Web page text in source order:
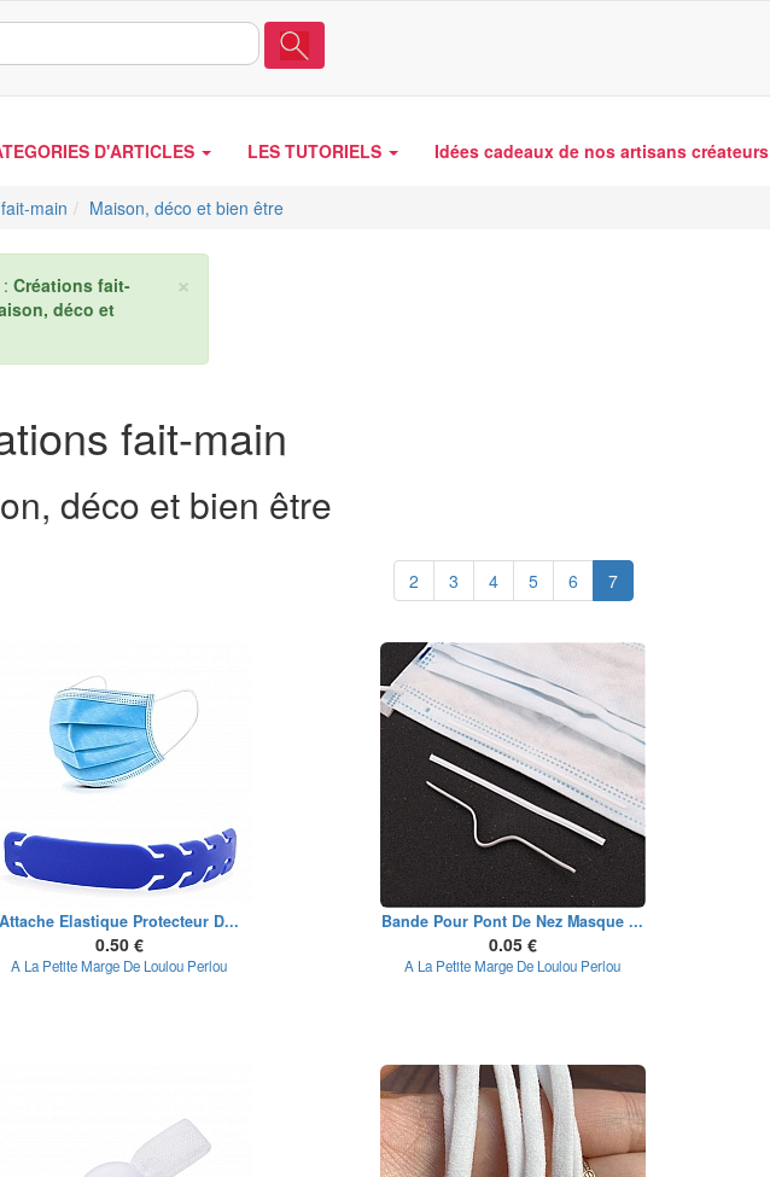
D'ARTICLES LES TUTORIELS Idées cadeaux de nos artisans créateurs
main Maison, déco et bien être
×
Créations fait-
déco et
fait-main
déco et bien être
2 3 4 5 6 7
Attache Elastique Protecteur D...
0.50 €
A La Petite Marge De Loulou Perlou
Bande Pour Pont De Nez Masque ...
0.05 €
A La Petite Marge De Loulou Perlou